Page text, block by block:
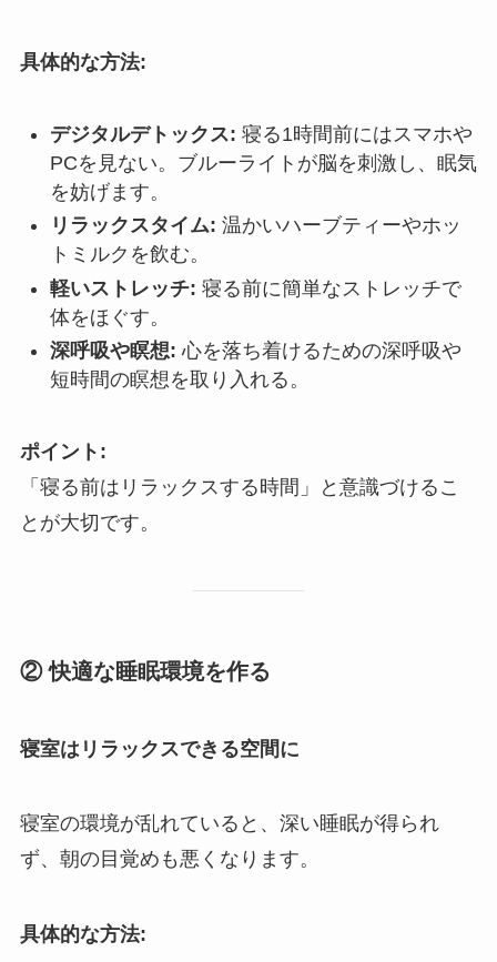
具体的な方法:
デジタルデトックス: 寝る1時間前にはスマホや
PCを見ない。ブルーライトが脳を刺激し、眠気
を妨げます。
リラックスタイム: 温かいハーブティーやホッ
トミルクを飲む。
軽いストレッチ: 寝る前に簡単なストレッチで
体をほぐす。
深呼吸や瞑想: 心を落ち着けるための深呼吸や
短時間の瞑想を取り入れる。
ポイント:
「寝る前はリラックスする時間」と意識づけるこ
とが大切です。
② 快適な睡眠環境を作る
寝室はリラックスできる空間に
寝室の環境が乱れていると、深い睡眠が得られ
ず、朝の目覚めも悪くなります。
具体的な方法: